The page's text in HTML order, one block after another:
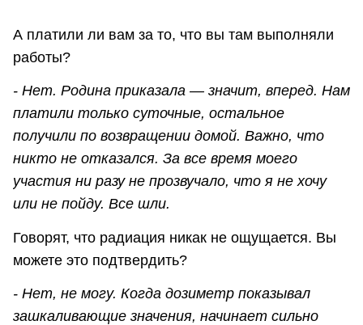
А платили ли вам за то, что вы там выполняли
работы?
- Нет. Родина приказала — значит, вперед. Нам
платили только суточные, остальное
получили по возвращении домой. Важно, что
никто не отказался. За все время моего
участия ни разу не прозвучало, что я не хочу
или не пойду. Все шли.
Говорят, что радиация никак не ощущается. Вы
можете это подтвердить?
- Нет, не могу. Когда дозиметр показывал
зашкаливающие значения, начинает сильно